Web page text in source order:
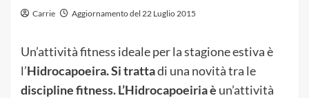
Carrie Aggiornamento del 22 Luglio 2015
Un’attività fitness ideale per la stagione estiva è
l’Hidrocapoeira. Si trattadi una novità tra le
discipline fitness. L’Hidrocapoeiria è un’attività